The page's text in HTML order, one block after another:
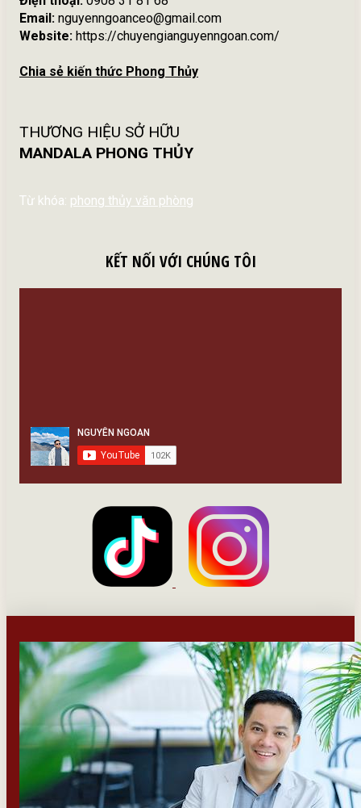
Email: nguyenngoanceo@gmail.com
Website: https://chuyengianguyenngoan.com/
Chia sẻ kiến thức Phong Thủy
THƯƠNG HIỆU SỞ HỮU
MANDALA PHONG THỦY
Từ khóa: phong thủy văn phòng
KẾT NỐI VỚI CHÚNG TÔI